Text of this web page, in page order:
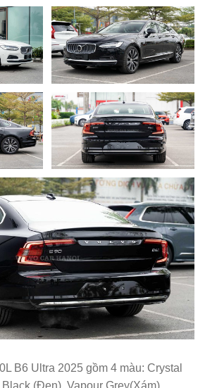
B6 Ultra 2025 gồm 4 màu: Crystal
(Đen), Vapour Grey(Xám),